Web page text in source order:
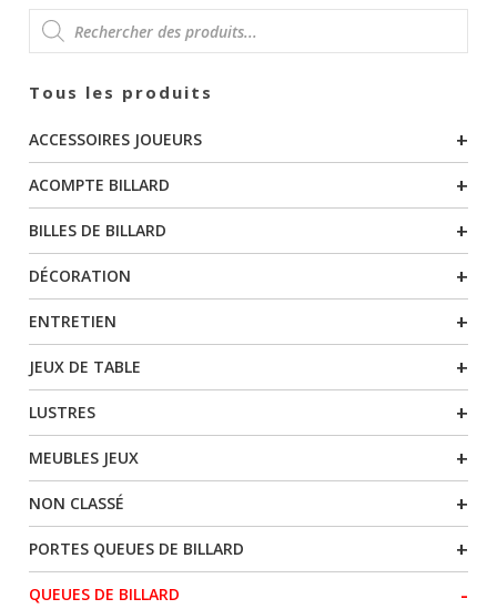
RECHERCHE
DE
PRODUITS
Tous les produits
ACCESSOIRES JOUEURS +
ACOMPTE BILLARD +
BILLES DE BILLARD +
DÉCORATION +
ENTRETIEN +
JEUX DE TABLE +
LUSTRES +
MEUBLES JEUX +
NON CLASSÉ +
PORTES QUEUES DE BILLARD +
QUEUES DE BILLARD -